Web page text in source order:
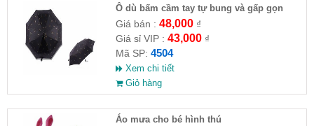
Ô dù bấm cầm tay tự bung và gấp gọn
Giá bán : 48,000₫
Giá sỉ VIP : 43,000₫
Mã SP: 4504
Xem chi tiết
Giỏ hàng
Áo mưa cho bé hình thú